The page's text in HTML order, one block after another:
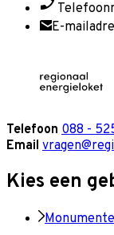
E-
Telefoon 088 -
Email
Kies een